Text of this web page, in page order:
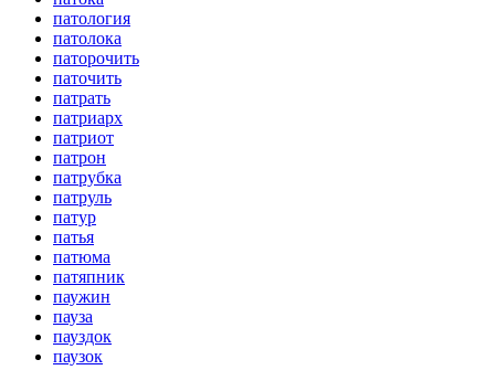
патология
патолока
паторочить
паточить
патрать
патриарх
патриот
патрон
патрубка
патруль
патур
патья
патюма
патяпник
паужин
пауза
пауздок
паузок